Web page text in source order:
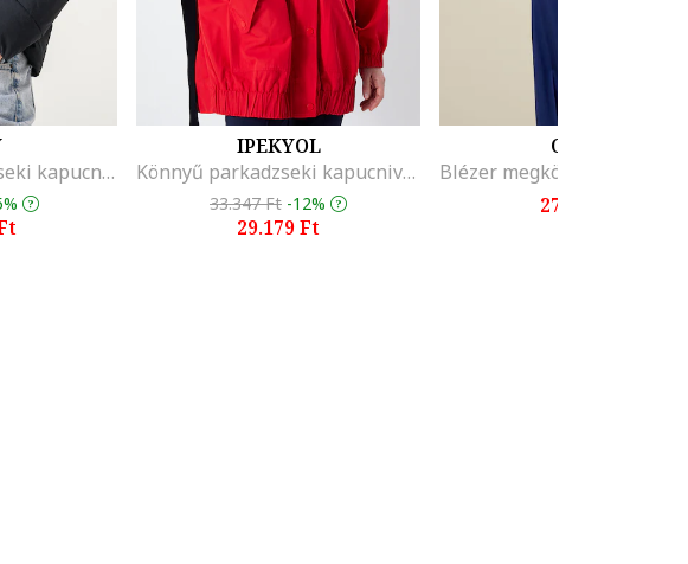
Nightfall bélelt dzseki kapucnival, Fekete
IPEKYOL
Könnyű parkadzseki kapucnival, Piros
33.347 Ft -12%
29.179 Ft
OLTRE
27.239 Ft